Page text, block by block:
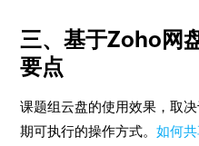
三、基于Zoho网
要点
课题组云盘的使用效果，取
期可执行的操作方式。如何